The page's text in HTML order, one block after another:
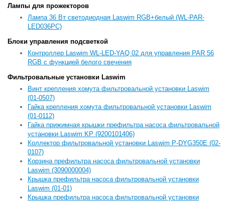
Лампы для прожекторов
Лампа 36 Вт светодиодная Laswim RGB+белый (WL-PAR-
LED036PC)
Блоки управления подсветкой
Контроллер Laswim WL-LED-YAQ 02 для управления PAR 56
RGB с функцией белого свечения
Фильтровальные установки Laswim
Винт крепления хомута фильтровальной установки Laswim
(01-0507)
Гайка крепления хомута фильтровальной установки Laswim
(01-0112)
Гайка прижимная крышки префильтра насоса фильтровальной
установки Laswim KP (9200101406)
Коллектор фильтровальной установки Laswim P-DYG350E (02-
0107)
Корзина префильтра насоса фильтровальной установки
Laswim (3090000004)
Крышка префильтра насоса фильтровальной установки
Laswim (01-01)
Крышка префильтра насоса фильтровальной установки